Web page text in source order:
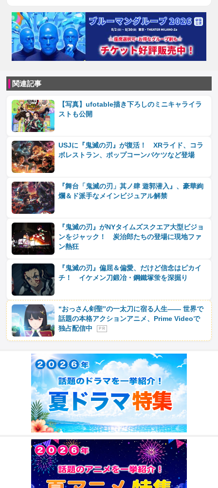
関連記事
【写真】ufotable描き下ろしのミニキャライラ
ストも公開
USJに『鬼滅の刃』が復活！ XRライド、コラ
ボレストラン、ポップコーンバケツなど登場
『舞台「鬼滅の刃」其ノ肆 遊郭潜入』、豪華絢
爛＆ド派手なメインビジュアル解禁
『鬼滅の刃』がNYタイムズスクエア大型ビジョ
ンをジャック！ 炭治郎たちの登場に現地ファ
ン熱狂
『鬼滅の刃』偏屈＆偏愛、だけど信念はピカイ
チ！ イケメン刀鍛冶・鋼鐵塚蛍を深掘り
“おっさん剣聖”の一太刀に宿る人生―― 世界で
話題の本格アクションアニメ、Prime Videoで
独占配信中
P R